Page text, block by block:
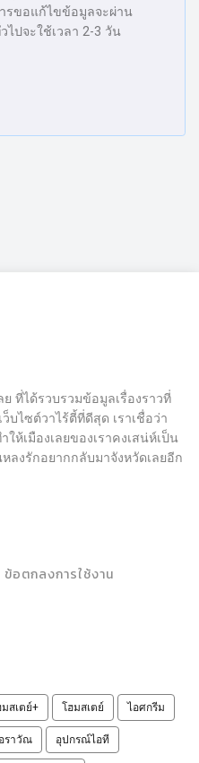
ขอแก้ไขข้อมูลจะผ่าน
ไปจะใช้เวลา 2-3 วัน
ย ที่ได้รวบรวมข้อมูลเรื่องราวที่
บไซต์วาไร้ตี้ที่ดีสุด เราเชื่อว่า
ห้เมืองเลยของเราคงเสน่ห์เป็น
ลงรักอยากกลับมาจังหวัดเลยอีก
ข้อตกลงการใช้งาน
มสเตย์+ โฮมสเตย์ ไอศกรีม
ราวัณ อุปกรณ์ไอที